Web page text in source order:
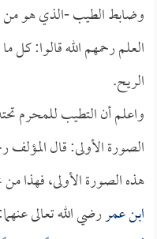
وضابط الطيب -الذي هو من
العلم رحمهم الله قالوا: كل
الريح.
واعلم أن التطيب للمحرم
الصورة الأولى: قال المؤلف
هذه الصورة الأولى، فهذا
ابن عمررضي الله تعالى